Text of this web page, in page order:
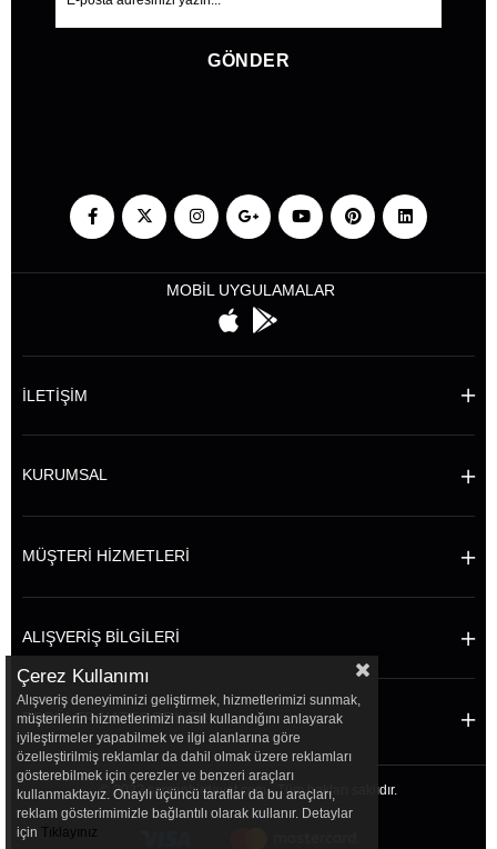
GÖNDER
MOBİL UYGULAMALAR
İLETİŞİM
KURUMSAL
MÜŞTERİ HİZMETLERİ
ALIŞVERİŞ BİLGİLERİ
POPÜLER KATEGORİLER
© 2022 sersanhirdavat.com - Tüm hakları saklıdır.
Çerez Kullanımı
Alışveriş deneyiminizi geliştirmek, hizmetlerimizi sunmak,
müşterilerin hizmetlerimizi nasıl kullandığını anlayarak
iyileştirmeler yapabilmek ve ilgi alanlarına göre
özelleştirilmiş reklamlar da dahil olmak üzere reklamları
gösterebilmek için çerezler ve benzeri araçları
kullanmaktayız. Onaylı üçüncü taraflar da bu araçları,
reklam gösterimimizle bağlantılı olarak kullanır. Detaylar
için Tıklayınız